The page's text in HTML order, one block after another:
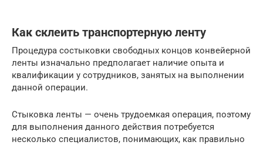
Как склеить транспортерную ленту
Процедура состыковки свободных концов конвейерной
ленты изначально предполагает наличие опыта и
квалификации у сотрудников, занятых на выполнении
данной операции.
Стыковка ленты — очень трудоемкая операция, поэтому
для выполнения данного действия потребуется
несколько специалистов, понимающих, как правильно